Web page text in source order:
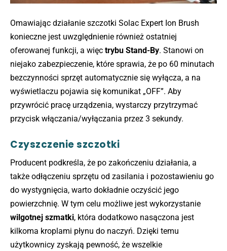
Omawiając działanie szczotki Solac Expert Ion Brush
konieczne jest uwzględnienie również ostatniej
oferowanej funkcji, a więc trybu Stand-By. Stanowi on
niejako zabezpieczenie, które sprawia, że po 60 minutach
bezczynności sprzęt automatycznie się wyłącza, a na
wyświetlaczu pojawia się komunikat „OFF”. Aby
przywrócić pracę urządzenia, wystarczy przytrzymać
przycisk włączania/wyłączania przez 3 sekundy.
Czyszczenie szczotki
Producent podkreśla, że po zakończeniu działania, a
także odłączeniu sprzętu od zasilania i pozostawieniu go
do wystygnięcia, warto dokładnie oczyścić jego
powierzchnię. W tym celu możliwe jest wykorzystanie
wilgotnej szmatki, która dodatkowo nasączona jest
kilkoma kroplami płynu do naczyń. Dzięki temu
użytkownicy zyskają pewność, że wszelkie